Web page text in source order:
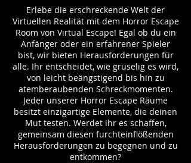
Erlebe die erschreckende Welt der
Virtuellen Realität mit dem Horror Escape
Room von Virtual Escape! Egal ob du ein
Anfänger oder ein erfahrener Spieler
bist, wir bieten Herausforderungen für
alle. Ihr entscheidet, wie gruselig es wird,
von leicht beängstigend bis hin zu
atemberaubenden Schreckmomenten.
Jeder unserer Horror Escape Räume
besitzt einzigartige Elemente, die deinen
Mut testen. Werdet ihr es schaffen,
gemeinsam diesen furchteinflößenden
Herausforderungen zu begegnen und zu
entkommen?